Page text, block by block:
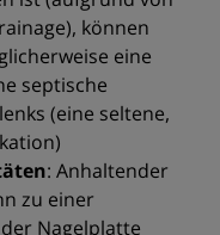
können
eine
septische
(eine seltene,
: Anhaltender
zu einer
Nagelplatte